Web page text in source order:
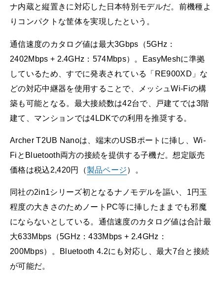
ナ内蔵と縦置きに対応した日本特別モデルだ。前機種よ
りコンパクトな筐体を実現したという。
通信速度のカタログ値は最大3Gbps（5GHz：
2402Mbps + 2.4GHz：574Mbps）。EasyMeshに準拠
しているため、すでに発表されている「RE900XD」な
どの対応中継器を使用することで、メッシュWi-Fiの構
築も可能となる。最大接続数は42台で、戸建てでは3階
建て、マンションでは4LDKでの利用を推奨する。
Archer T2UB Nanoは、端末のUSBポートに挿し、Wi-
FiとBluetooth両方の接続を提供する子機だ。想定販売
価格は税込2,420円（製品ページ）。
同社の2in1シリーズ初となるナノモデルを謳い、1円玉
程度の大きさのためノートPC等に挿したままでも邪魔
にならないとしている。通信速度のカタログ値は合計最
大633Mbps（5GHz：433Mbps + 2.4GHz：
200Mbps）。Bluetooth 4.2にも対応し、最大7台と接続
が可能だ。